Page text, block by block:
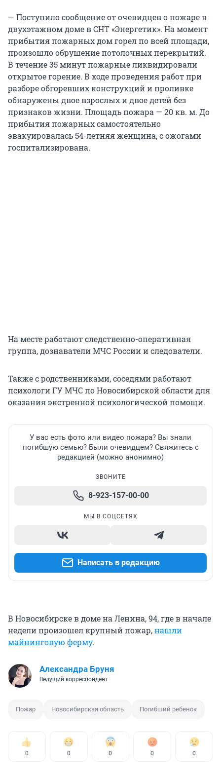
— Поступило сообщение от очевидцев о пожаре в
двухэтажном доме в СНТ «Энергетик». На момент
прибытия пожарных дом горел по всей площади,
произошло обрушение потолочных перекрытий.
В течение 35 минут пожарные ликвидировали
открытое горение. В ходе проведения работ при
разборе обгоревших конструкций и проливке
обнаружены двое взрослых и двое детей без
признаков жизни. Площадь пожара — 20 кв. м. До
прибытия пожарных самостоятельно
эвакуировалась 54-летняя женщина, с ожогами
госпитализирована.
На месте работают следственно-оперативная
группа, дознаватели МЧС России и следователи.
Также с родственниками, соседями работают
психологи ГУ МЧС по Новосибирской области для
оказания экстренной психологической помощи.
У вас есть фото или видео пожара? Вы знали
погибшую семью? Были очевидцем? Свяжитесь с
редакцией (можно анонимно)
ЗВОНИТЕ
8-923-157-00-00
МЫ В СОЦСЕТЯХ
Написать в редакцию
В Новосибирске в доме на Ленина, 94, где в начале
недели произошел крупный пожар,нашли
майнинговую ферму.
Александра Бруня
Ведущий корреспондент
Пожар Новосибирская область Погибший ребенок
0 0 0 0 0